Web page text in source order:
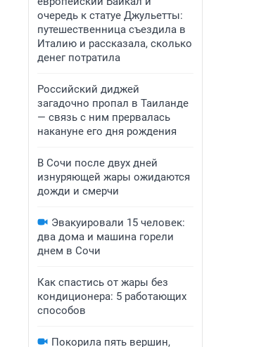
очередь к статуе Джульетты:
путешественница съездила в
Италию и рассказала, сколько
денег потратила
Российский диджей
загадочно пропал в Таиланде
— связь с ним прервалась
накануне его дня рождения
В Сочи после двух дней
изнуряющей жары ожидаются
дожди и смерчи
Эвакуировали 15 человек:
два дома и машина горели
днем в Сочи
Как спастись от жары без
кондиционера: 5 работающих
способов
Покорила пять вершин,